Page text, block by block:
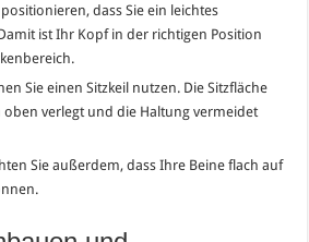
dass Sie ein leichtes
ist Ihr Kopf in der richtigen Position
Sie einen Sitzkeil nutzen. Die Sitzfläche
verlegt und die Haltung vermeidet
Sie außerdem, dass Ihre Beine flach auf